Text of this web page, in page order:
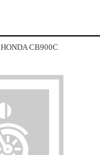
HONDA CB900C